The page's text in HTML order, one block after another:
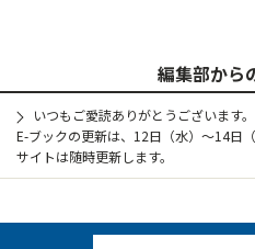
編集部から
いつもご愛読ありがとうございます。
E-ブックの更新は、12日（水）～14日
サイトは随時更新します。